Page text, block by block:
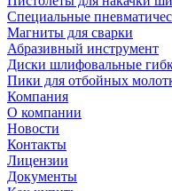
Специальные
Магниты для сварки
Абразивный инструмент
Диски шлифовальные
Пики для отбойных
Компания
О компании
Новости
Контакты
Лицензии
Документы